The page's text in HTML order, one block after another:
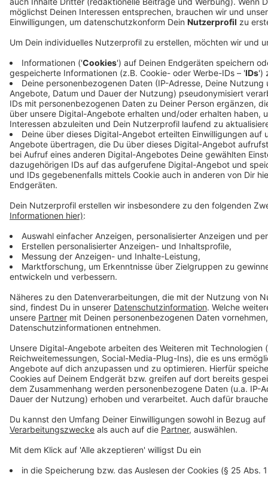
Anzeige
stellt-stufenplan-zur-eindaemmung-der-corona-
ausbreitung-in-der-altstadt-vor-1.html
Anzeige
Anzeige